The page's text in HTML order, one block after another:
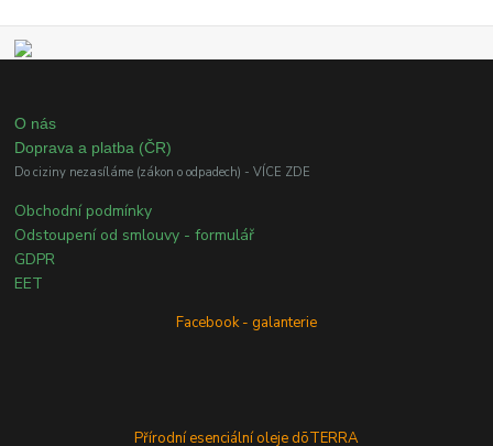
O nás
Doprava a platba (ČR)
Do ciziny nezasíláme (zákon o odpadech) - VÍCE ZDE
Obchodní podmínky
Odstoupení od smlouvy - formulář
GDPR
EET
Facebook - galanterie
Přírodní esenciální oleje dōTERRA